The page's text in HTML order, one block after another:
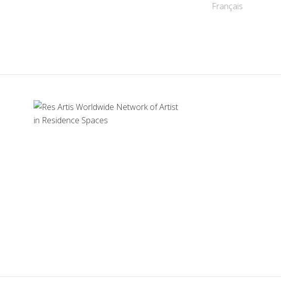
Français